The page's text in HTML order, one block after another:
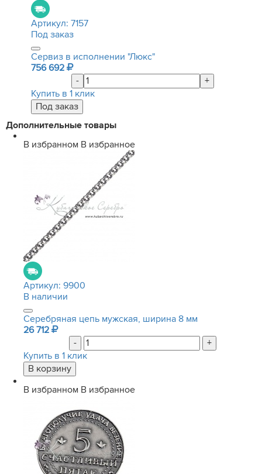
Артикул: 7157
Под заказ
Сервиз в исполнении "Люкс"
756 692
-
+
Купить в 1 клик
Дополнительные товары
В избранном В избранное
Артикул: 9900
В наличии
Серебряная цепь мужская, ширина 8 мм
26 712
-
+
Купить в 1 клик
В избранном В избранное